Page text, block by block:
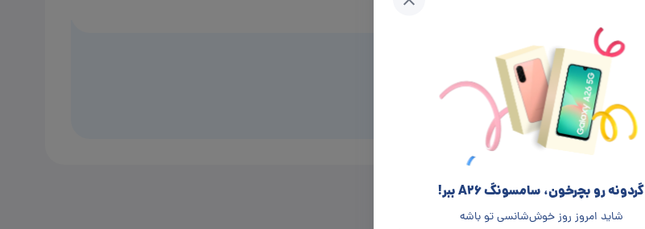
ایمیل
---
گردونه رو بچرخون، سامسونگ A26 ببر!
شاید امروز روز خوش‌شانسی تو باشه